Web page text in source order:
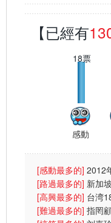
【已經有
18票
感動
[感動最多的] 2012
财政支出首位
[路過最多的] 新加
搶杯羹
[高興最多的] 台湾
图)
[難過最多的] 指罔